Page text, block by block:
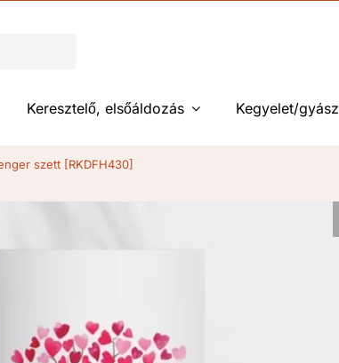
Keresztelő, elsőáldozás Kegyelet/gyász
szett [RKDFH430]